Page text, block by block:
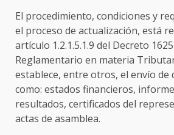
El procedimiento, condiciones y
el proceso de actualización, está
artículo 1.2.1.5.1.9 del Decreto
Reglamentario en materia
establece, entre otros, el envío de
como: estados financieros,
resultados, certificados del
actas de asamblea.